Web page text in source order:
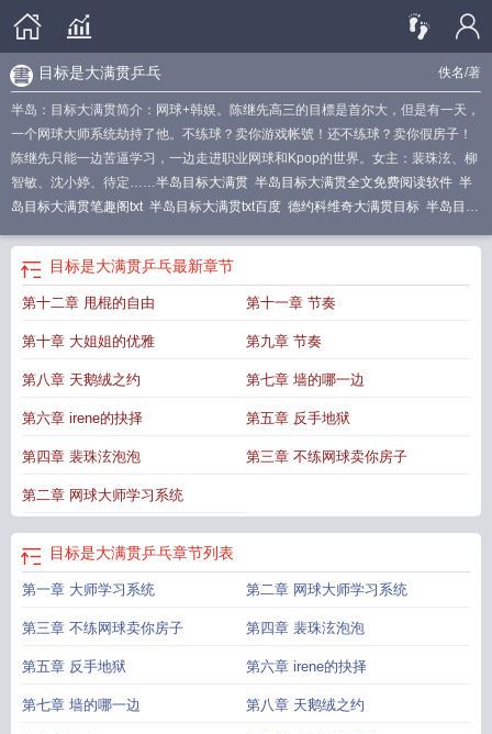
佚名/著
目标是大满贯乒乓
半岛：目标大满贯简介：网球+韩娱。陈继先高三的目標是首尔大，但是有一天，
一个网球大师系统劫持了他。不练球？卖你游戏帐號！还不练球？卖你假房子！
陈继先只能一边苦逼学习，一边走进职业网球和Kpop的世界。女主：裴珠泫、柳
智敏、沈小婷、待定……半岛目标大满贯 半岛目标大满贯全文免费阅读软件 半
岛目标大满贯笔趣阁txt 半岛目标大满贯txt百度 德约科维奇大满贯目标 半岛目标
标大满贯txt全文免费阅读
半岛目标大满贯第三中文网
岛目标大满贯全文
阁半岛目标大满贯阅读 目标是大满贯乒乓半岛目标大满贯笔趣阁5200
标大满贯笔趣阁无错版半岛目标大满贯最新 半岛目标大满贯最新章节
大满贯123读书网半岛目标大满贯无错版半岛目标大满贯全文免费阅读
目标是大满贯乒乓最新章节
第十二章 甩棍的自由 第十一章 节奏
第十章 大姐姐的优雅 第九章 节奏
第八章 天鹅绒之约 第七章 墙的哪一边
第六章 irene的抉择 第五章 反手地狱
第四章 裴珠泫泡泡 第三章 不练网球卖你房子
第二章 网球大师学习系统
目标是大满贯乒乓章节列表
第一章 大师学习系统 第二章 网球大师学习系统
第三章 不练网球卖你房子 第四章 裴珠泫泡泡
第五章 反手地狱 第六章 irene的抉择
第七章 墙的哪一边 第八章 天鹅绒之约